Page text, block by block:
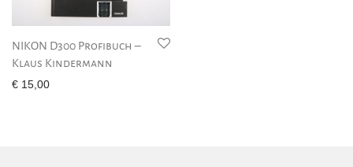
NIKON D300 Profibuch –
Klaus Kindermann
€ 15,00